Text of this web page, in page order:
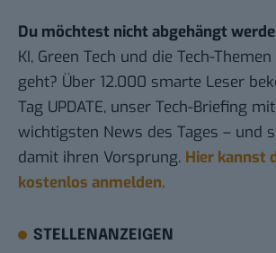
Du möchtest nicht abgehängt
KI, Green Tech und die Tech-
geht? Über 12.000 smarte Leser
Tag UPDATE, unser Tech-Briefing
wichtigsten News des Tages – und
damit ihren Vorsprung. Hier kannst
kostenlos anmelden.
STELLENANZEIGEN